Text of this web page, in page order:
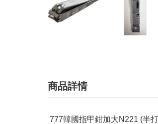
商品詳情
777韓國指甲鉗加大N221 (半